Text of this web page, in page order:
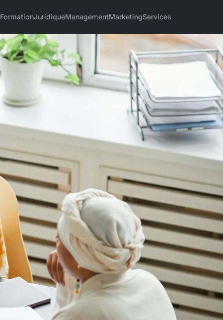
FormationJuridiqueManagementMarketingServices